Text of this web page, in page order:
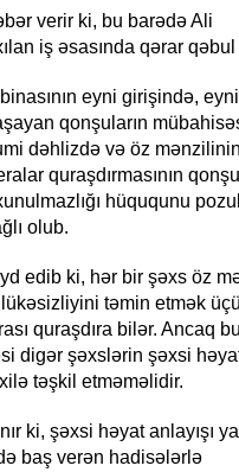
verir ki, bu barədə Ali
iş əsasında qərar
eyni girişində, eyni
qonşuların
dəhlizdə və öz
quraşdırmasının
hüququnu
olub.
edib ki, hər bir şəxs öz
təmin etmək
quraşdıra bilər. Ancaq
digər şəxslərin şəxsi
təşkil etməməlidir.
ki, şəxsi həyat anlayışı
baş verən hadisələrlə